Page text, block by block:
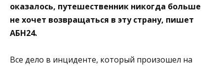
оказалось, путешественник никогда больше
не хочет возвращаться в эту страну, пишет
АБН24.
Все дело в инциденте, который произошел на